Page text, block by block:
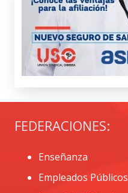
FEDERACIONES:
Enseñanza
Empleados Públicos